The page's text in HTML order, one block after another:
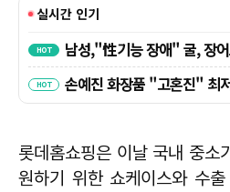
롯데홈쇼핑은 이날 국내 중소
원하기 위한 쇼케이스와 수